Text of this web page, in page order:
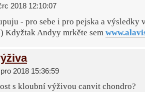
2018 12:10:07
- pro sebe i pro pejska a výsledky
Kdyžtak Andyy mrkěte sem
2018 15:36:59
s kloubní výživou canvit chondro?